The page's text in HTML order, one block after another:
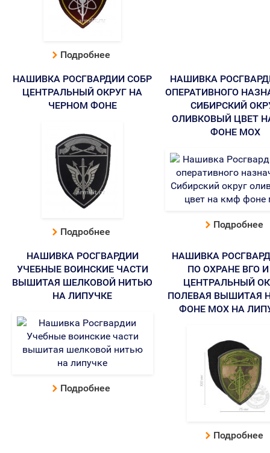
Подробнее
НАШИВКА РОСГВАРДИИ СОБР
ЦЕНТРАЛЬНЫЙ ОКРУГ НА
ЧЕРНОМ ФОНЕ
Подробнее
НАШИВКА
ОПЕРАТИВНОГО
СИБИРСКИЙ
ОЛИВКОВЫЙ ЦВЕТ
ФОНЕ МОХ
Подробнее
НАШИВКА РОСГВАРДИИ
УЧЕБНЫЕ ВОИНСКИЕ ЧАСТИ
ВЫШИТАЯ ШЕЛКОВОЙ НИТЬЮ
НА ЛИПУЧКЕ
Подробнее
НАШИВКА
ПО ОХРАНЕ ВГО
ЦЕНТРАЛЬНЫЙ
ПОЛЕВАЯ ВЫШИТАЯ
ФОНЕ МОХ НА
Подробнее